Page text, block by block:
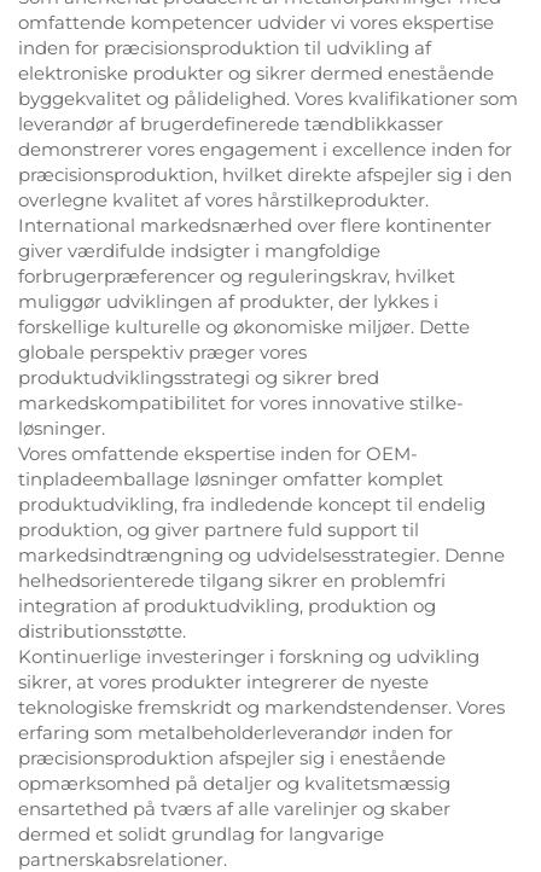
omfattende kompetencer udvider vi vores ekspertise
inden for præcisionsproduktion til udvikling af
elektroniske produkter og sikrer dermed enestående
byggekvalitet og pålidelighed. Vores kvalifikationer som
leverandør af brugerdefinerede tændblikkasser
demonstrerer vores engagement i excellence inden for
præcisionsproduktion, hvilket direkte afspejler sig i den
overlegne kvalitet af vores hårstilkeprodukter.
International markedsnærhed over flere kontinenter
giver værdifulde indsigter i mangfoldige
forbrugerpræferencer og reguleringskrav, hvilket
muliggør udviklingen af produkter, der lykkes i
forskellige kulturelle og økonomiske miljøer. Dette
globale perspektiv præger vores
produktudviklingsstrategi og sikrer bred
markedskompatibilitet for vores innovative stilke-
løsninger.
Vores omfattende ekspertise inden for OEM-
tinpladeemballage løsninger omfatter komplet
produktudvikling, fra indledende koncept til endelig
produktion, og giver partnere fuld support til
markedsindtrængning og udvidelsesstrategier. Denne
helhedsorienterede tilgang sikrer en problemfri
integration af produktudvikling, produktion og
distributionsstøtte.
Kontinuerlige investeringer i forskning og udvikling
sikrer, at vores produkter integrerer de nyeste
teknologiske fremskridt og markendstendenser. Vores
erfaring som metalbeholderleverandør inden for
præcisionsproduktion afspejler sig i enestående
opmærksomhed på detaljer og kvalitetsmæssig
ensartethed på tværs af alle varelinjer og skaber
dermed et solidt grundlag for langvarige
partnerskabsrelationer.